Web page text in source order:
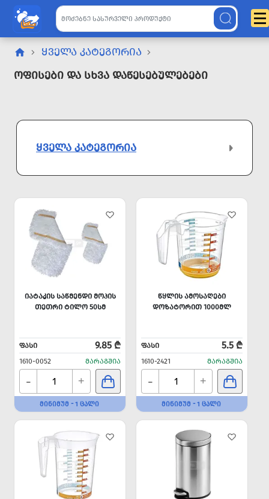
ᲧᲕᲔᲚᲐ ᲙᲐᲢᲔᲒᲝᲠᲘᲐ
Ოფისები Და Სხვა Დაწესებულებები
ᲧᲕᲔᲚᲐ ᲙᲐᲢᲔᲒᲝᲠᲘᲐ
ᲘᲐᲢᲐᲙᲘᲡ ᲡᲐᲬᲛᲔᲜᲓᲘ ᲛᲝᲞᲘᲡ
ᲗᲔᲗᲠᲘ ᲢᲘᲚᲝ 50ᲡᲛ
ᲤᲐᲡᲘ 9.85 ₾
1610-0052 ᲛᲐᲠᲐᲒᲨᲘᲐ
- +
ᲛᲘᲜᲘᲛᲣᲛ - 1 ᲪᲐᲚᲘ
ᲬᲧᲚᲘᲡ ᲐᲛᲝᲡᲐᲦᲔᲑᲘ
ᲓᲝᲖᲐᲢᲝᲠᲘᲗ 1000ᲛᲚ
ᲤᲐᲡᲘ 5.5 ₾
1610-2421 ᲛᲐᲠᲐᲒᲨᲘᲐ
- +
ᲛᲘᲜᲘᲛᲣᲛ - 1 ᲪᲐᲚᲘ